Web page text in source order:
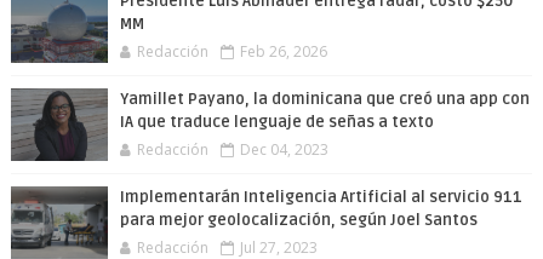
MM
Redacción Feb 26, 2026
Yamillet Payano, la dominicana que creó una app con
IA que traduce lenguaje de señas a texto
Redacción Dec 04, 2023
Implementarán Inteligencia Artificial al servicio 911
para mejor geolocalización, según Joel Santos
Redacción Jul 27, 2023